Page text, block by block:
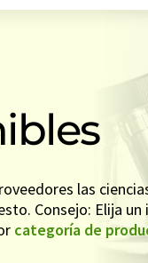
las
Consejo: Elija un
categoría de